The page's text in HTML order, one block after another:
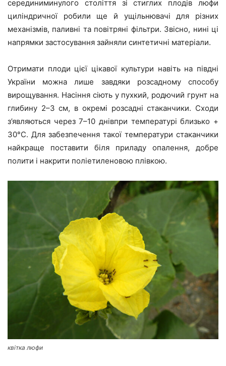
серединиминулого століття зі стиглих плодів люфи
циліндричної робили ще й ущільнювачі для різних
механізмів, паливні та повітряні фільтри. Звісно, нині ці
напрямки застосування зайняли синтетичні матеріали.
Отримати плоди цієї цікавої культури навіть на півдні
України можна лише завдяки розсадному способу
вирощування. Насіння сіють у пухкий, родючий грунт на
глибину 2–3 см, в окремі розсадні стаканчики. Сходи
з’являються через 7–10 днівпри температурі близько +
30°C. Для забезпечення такої температури стаканчики
найкраще поставити біля приладу опалення, добре
полити і накрити поліетиленовою плівкою.
квітка люфи